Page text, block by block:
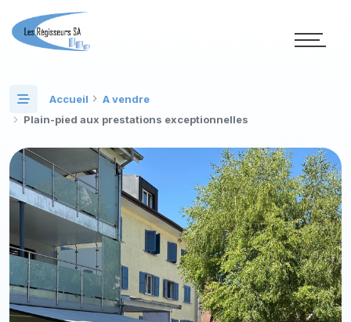
Accueil
A vendre
Plain-pied aux prestations exceptionnelles